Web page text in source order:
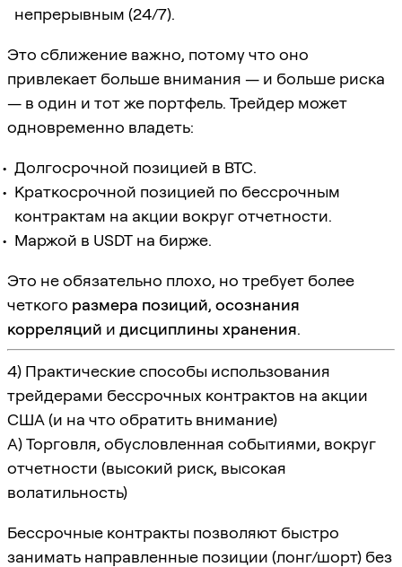
непрерывным (24/7).
Это сближение важно, потому что оно
привлекает больше внимания — и больше риска
— в один и тот же портфель. Трейдер может
одновременно владеть:
Долгосрочной позицией в BTC.
Краткосрочной позицией по бессрочным
контрактам на акции вокруг отчетности.
Маржой в USDT на бирже.
Это не обязательно плохо, но требует более
четкого размера позиций, осознания
корреляций и дисциплины хранения.
4) Практические способы использования
трейдерами бессрочных контрактов на акции
США (и на что обратить внимание)
A) Торговля, обусловленная событиями, вокруг
отчетности (высокий риск, высокая
волатильность)
Бессрочные контракты позволяют быстро
занимать направленные позиции (лонг/шорт) без